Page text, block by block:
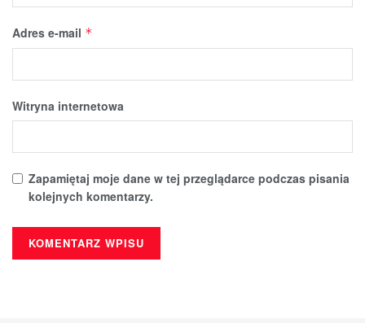
Adres e-mail *
Witryna internetowa
Zapamiętaj moje dane w tej przeglądarce podczas pisania
kolejnych komentarzy.